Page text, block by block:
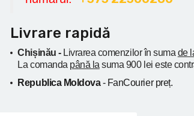
Livrare rapidă
Chișinău - Livrarea comenzilor în suma de
La comanda până la suma 900 lei este
Republica Moldova- FanCourier preț.